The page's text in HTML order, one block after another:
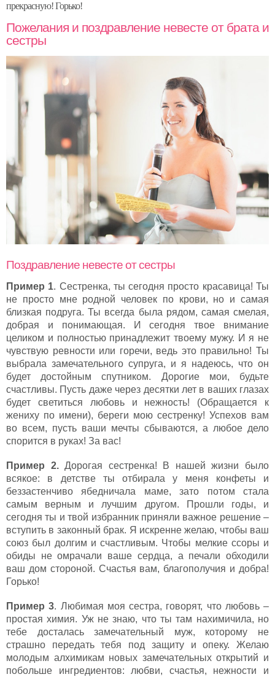
прекрасную! Горько!
Пожелания и поздравление невесте от брата и
сестры
Поздравление невесте от сестры
Пример 1. Сестренка, ты сегодня просто красавица! Ты
не просто мне родной человек по крови, но и самая
близкая подруга. Ты всегда была рядом, самая смелая,
добрая и понимающая. И сегодня твое внимание
целиком и полностью принадлежит твоему мужу. И я не
чувствую ревности или горечи, ведь это правильно! Ты
выбрала замечательного супруга, и я надеюсь, что он
будет достойным спутником. Дорогие мои, будьте
счастливы. Пусть даже через десятки лет в ваших глазах
будет светиться любовь и нежность! (Обращается к
жениху по имени), береги мою сестренку! Успехов вам
во всем, пусть ваши мечты сбываются, а любое дело
спорится в руках! За вас!
Пример 2.Дорогая сестренка! В нашей жизни было
всякое: в детстве ты отбирала у меня конфеты и
беззастенчиво ябедничала маме, зато потом стала
самым верным и лучшим другом. Прошли годы, и
сегодня ты и твой избранник приняли важное решение –
вступить в законный брак. Я искренне желаю, чтобы ваш
союз был долгим и счастливым. Чтобы мелкие ссоры и
обиды не омрачали ваше сердца, а печали обходили
ваш дом стороной. Счастья вам, благополучия и добра!
Горько!
Пример 3. Любимая моя сестра, говорят, что любовь –
простая химия. Уж не знаю, что ты там нахимичила, но
тебе досталась замечательный муж, которому не
страшно передать тебя под защиту и опеку. Желаю
молодым алхимикам новых замечательных открытий и
побольше ингредиентов: любви, счастья, нежности и